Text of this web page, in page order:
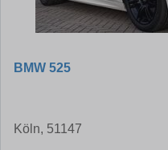
BMW 525
Köln, 51147